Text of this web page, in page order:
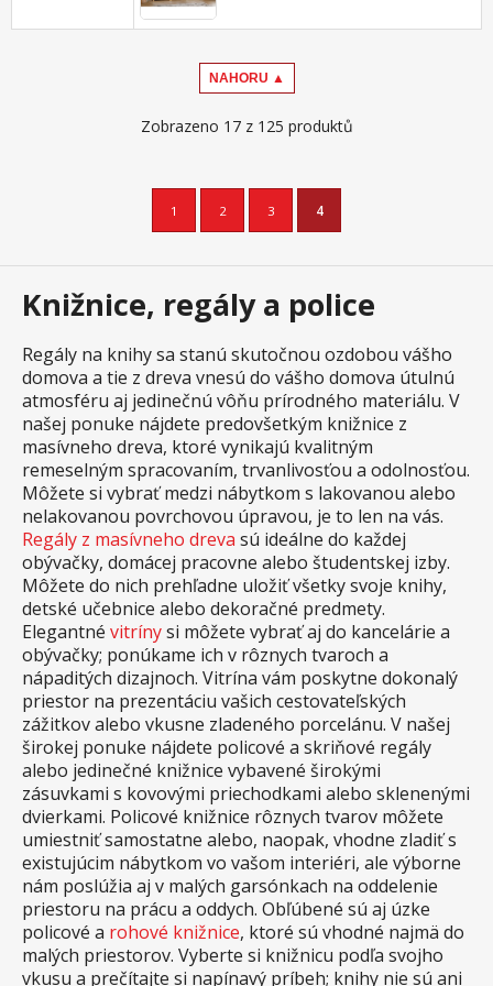
NAHORU ▲
Zobrazeno 17 z 125 produktů
1 2 3 4
Knižnice, regály a police
Regály na knihy sa stanú skutočnou ozdobou vášho
domova a tie z dreva vnesú do vášho domova útulnú
atmosféru aj jedinečnú vôňu prírodného materiálu. V
našej ponuke nájdete predovšetkým knižnice z
masívneho dreva, ktoré vynikajú kvalitným
remeselným spracovaním, trvanlivosťou a odolnosťou.
Môžete si vybrať medzi nábytkom s lakovanou alebo
nelakovanou povrchovou úpravou, je to len na vás.
Regály z masívneho dreva sú ideálne do každej
obývačky, domácej pracovne alebo študentskej izby.
Môžete do nich prehľadne uložiť všetky svoje knihy,
detské učebnice alebo dekoračné predmety.
Elegantné vitrínysi môžete vybrať aj do kancelárie a
obývačky; ponúkame ich v rôznych tvaroch a
nápaditých dizajnoch. Vitrína vám poskytne dokonalý
priestor na prezentáciu vašich cestovateľských
zážitkov alebo vkusne zladeného porcelánu. V našej
širokej ponuke nájdete policové a skriňové regály
alebo jedinečné knižnice vybavené širokými
zásuvkami s kovovými priechodkami alebo sklenenými
dvierkami. Policové knižnice rôznych tvarov môžete
umiestniť samostatne alebo, naopak, vhodne zladiť s
existujúcim nábytkom vo vašom interiéri, ale výborne
nám poslúžia aj v malých garsónkach na oddelenie
priestoru na prácu a oddych. Obľúbené sú aj úzke
policové a rohové knižnice, ktoré sú vhodné najmä do
malých priestorov. Vyberte si knižnicu podľa svojho
vkusu a prečítajte si napínavý príbeh; knihy nie sú ani